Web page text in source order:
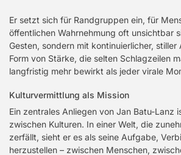
Er setzt sich für Randgruppen ein, für
öffentlichen Wahrnehmung oft unsichtbar
Gesten, sondern mit kontinuierlicher, stiller
Form von Stärke, die selten Schlagzeilen
langfristig mehr bewirkt als jeder virale
Kulturvermittlung als Mission
Ein zentrales Anliegen von Jan Batu-Lanz
zwischen Kulturen. In einer Welt, die
zerfällt, sieht er es als seine Aufgabe,
herzustellen – zwischen Menschen,